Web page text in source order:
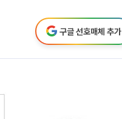
구글 선호매체 추가